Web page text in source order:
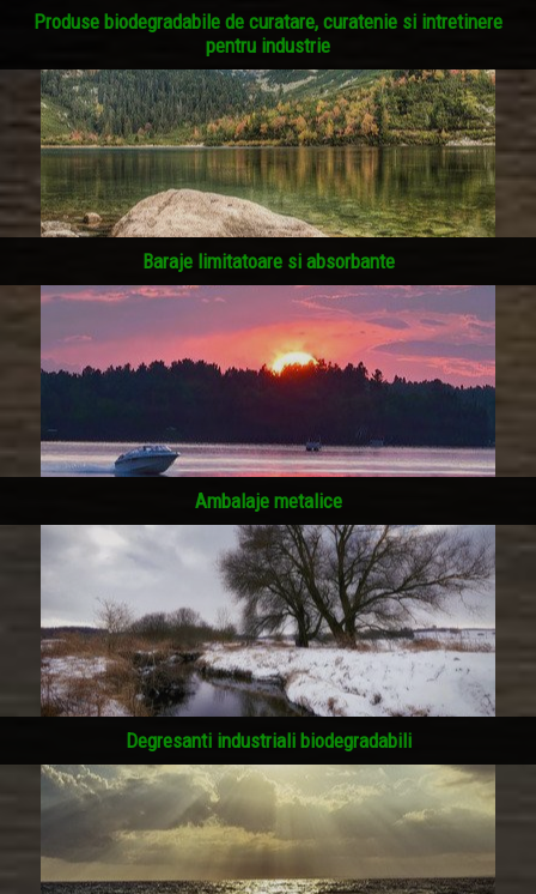
Produse biodegradabile de curatare, curatenie si intretinere
pentru industrie
Baraje limitatoare si absorbante
Ambalaje metalice
Degresanti industriali biodegradabili